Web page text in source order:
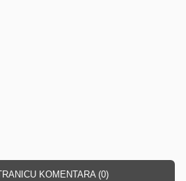
KOMENTARA (0)